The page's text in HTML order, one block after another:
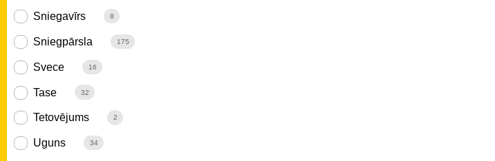
Sniegavīrs 8
Sniegpārsla 175
Svece 16
Tase 32
Tetovējums 2
Uguns 34